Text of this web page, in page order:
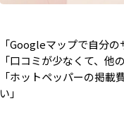
「Googleマップで自分
「口コミが少なくて、他
「ホットペッパーの掲
い」